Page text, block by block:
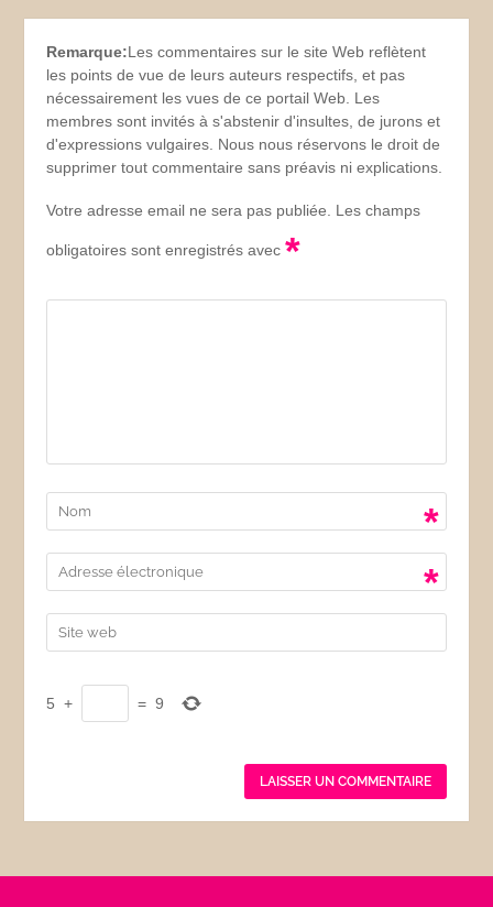
Remarque:Les commentaires sur le site Web reflètent
les points de vue de leurs auteurs respectifs, et pas
nécessairement les vues de ce portail Web. Les
membres sont invités à s'abstenir d'insultes, de jurons et
d'expressions vulgaires. Nous nous réservons le droit de
supprimer tout commentaire sans préavis ni explications.
Votre adresse email ne sera pas publiée. Les champs
obligatoires sont enregistrés avec*
*
*
5 + = 9